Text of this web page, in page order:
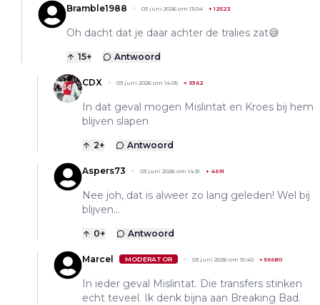
Bramble1988 03 juni 2026 om 13:04 +12523
Oh dacht dat je daar achter de tralies zat😅
15+ Antwoord
CDX 03 juni 2026 om 14:05 + 9362
In dat geval mogen Mislintat en Kroes bij hem
blijven slapen
2+ Antwoord
Aspers73 03 juni 2026 om 14:31 + 4691
Nee joh, dat is alweer zo lang geleden! Wel bij
blijven...
0+ Antwoord
Marcel MODERATOR 03 juni 2026 om 15:40 +56680
In ieder geval Mislintat. Die transfers stinken
echt teveel. Ik denk bijna aan Breaking Bad.